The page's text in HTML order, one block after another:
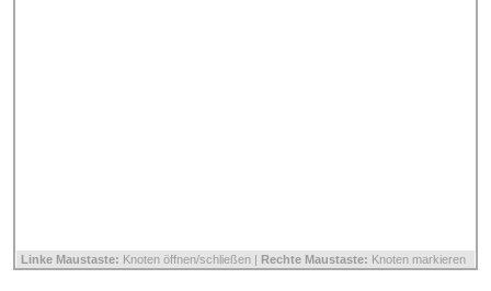
Linke Maustaste: Knoten öffnen/schließen | Rechte Maustaste: Knoten markieren